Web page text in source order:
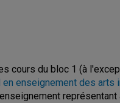
cours du bloc 1 (à
enseignement des arts
représentant